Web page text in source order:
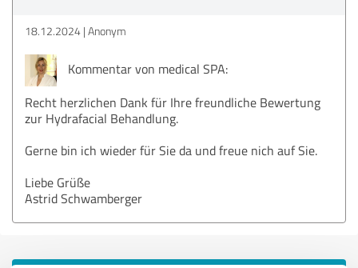
18.12.2024 Anonym
Kommentar von medical SPA:
Recht herzlichen Dank für Ihre freundliche Bewertung
zur Hydrafacial Behandlung.
Gerne bin ich wieder für Sie da und freue nich auf Sie.
Liebe Grüße
Astrid Schwamberger